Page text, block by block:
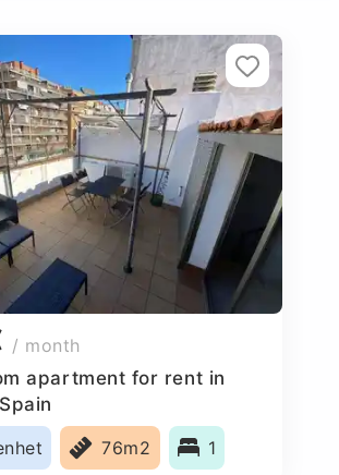
/ month
apartment for rent in
76m2 1